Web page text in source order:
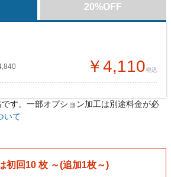
￥4,110税込
20%OFF
す。一部オプション加工は別途料金が必
いて
初回10 枚 ～(追加1枚～)